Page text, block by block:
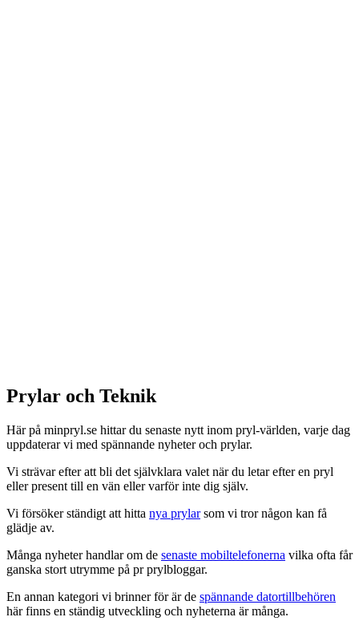
Prylar och Teknik
Här på minpryl.se hittar du senaste nytt inom pryl-världen, varje dag
uppdaterar vi med spännande nyheter och prylar.
Vi strävar efter att bli det självklara valet när du letar efter en pryl
eller present till en vän eller varför inte dig själv.
Vi försöker ständigt att hitta nya prylarsom vi tror någon kan få
glädje av.
Många nyheter handlar om de senaste mobiltelefonerna vilka ofta får
ganska stort utrymme på pr prylbloggar.
En annan kategori vi brinner för är de spännande datortillbehören
här finns en ständig utveckling och nyheterna är många.